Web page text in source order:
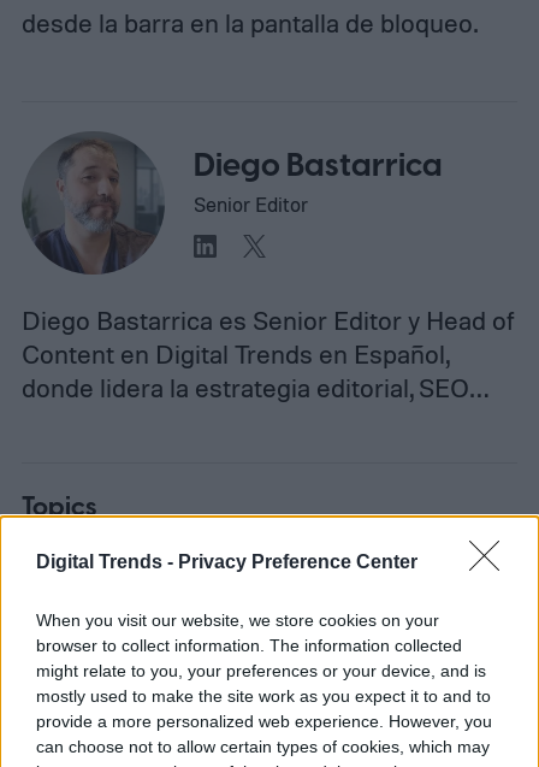
Digital Trends - Privacy Preference Center
When you visit our website, we store cookies on your
browser to collect information. The information collected
might relate to you, your preferences or your device, and is
mostly used to make the site work as you expect it to and to
provide a more personalized web experience. However, you
can choose not to allow certain types of cookies, which may
desde la barra en la pantalla de bloqueo.
Diego Bastarrica
Senior Editor
Diego Bastarrica es Senior Editor y Head of
Content en Digital Trends en Español,
donde lidera la estrategia editorial, SEO…
Topics
NoticiasHomepageTelefonía celular
TELEFONÍA CELULAR